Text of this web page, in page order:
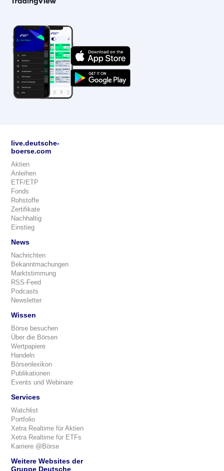
live.deutsche-
boerse.com
Aktien
Anleihen
ETF/ETP
Fonds
Rohstoffe
Zertifikate
Nachhaltig
Einstieg
News
Nachrichten
Bekanntmachungen
Marktstimmung
RSS-Feed
Podcasts
Newsletter
Wissen
Börse besuchen
Über die Börsen
Wertpapiere
Handeln
Börsenlexikon
Publikationen
Events und Webinare
Services
Watchlist
Portfolio
Xetra Realtime für Aktien
Xetra Realtime für ETFs
Karriere @Börse
Weitere Websites der
Gruppe Deutsche